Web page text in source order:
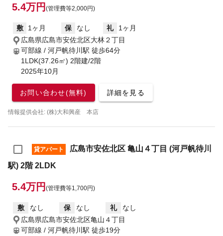
5.4万円 (管理費等2,000円)
敷 1ヶ月 保 なし 礼
1ヶ月
広島県広島市安佐北区大林２丁目
可部線 / 河戸帆待川駅 徒歩64分
1LDK(37.26㎡) 2階建/2階
2025年10月
お問い合わせ(無料) 詳細を見る
情報提供会社: (株)大和興産 本店
貸アパート
広島市安佐北区 亀山４丁目 (河戸帆待川
駅) 2階 2LDK
5.4万円 (管理費等1,700円)
敷 なし 保 なし 礼
なし
広島県広島市安佐北区亀山４丁目
可部線 / 河戸帆待川駅 徒歩19分